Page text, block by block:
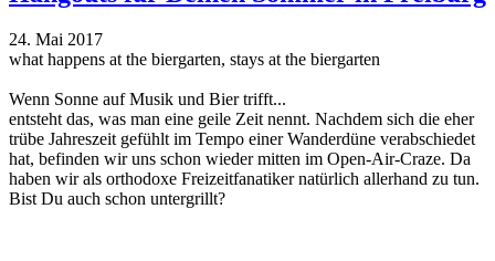
24. Mai 2017
what happens at the biergarten, stays at the biergarten
Wenn Sonne auf Musik und Bier trifft...
entsteht das, was man eine geile Zeit nennt. Nachdem sich die eher
trübe Jahreszeit gefühlt im Tempo einer Wanderdüne verabschiedet
hat, befinden wir uns schon wieder mitten im Open-Air-Craze. Da
haben wir als orthodoxe Freizeitfanatiker natürlich allerhand zu tun.
Bist Du auch schon untergrillt?